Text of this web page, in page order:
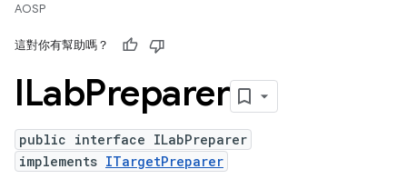
AOSP
這對你有幫助嗎？
ILabPreparer
public interface ILabPreparer
implements ITargetPreparer